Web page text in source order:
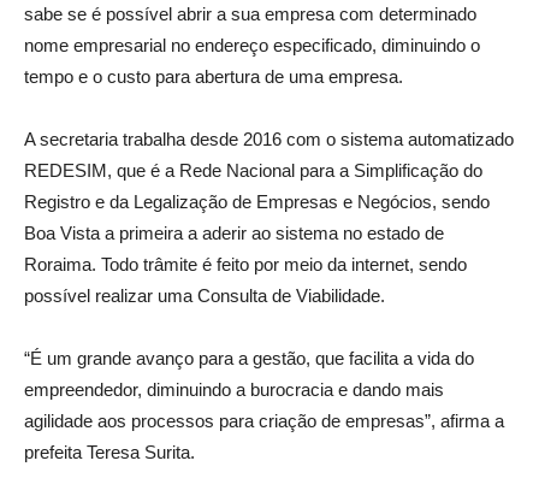
sabe se é possível abrir a sua empresa com determinado
nome empresarial no endereço especificado, diminuindo o
tempo e o custo para abertura de uma empresa.
A secretaria trabalha desde 2016 com o sistema automatizado
REDESIM, que é a Rede Nacional para a Simplificação do
Registro e da Legalização de Empresas e Negócios, sendo
Boa Vista a primeira a aderir ao sistema no estado de
Roraima. Todo trâmite é feito por meio da internet, sendo
possível realizar uma Consulta de Viabilidade.
“É um grande avanço para a gestão, que facilita a vida do
empreendedor, diminuindo a burocracia e dando mais
agilidade aos processos para criação de empresas”, afirma a
prefeita Teresa Surita.